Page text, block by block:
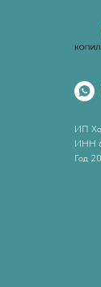
ИП
ИНН
Год